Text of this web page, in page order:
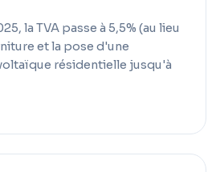
la TVA passe à 5,5% (au lieu
et la pose d'une
résidentielle jusqu'à